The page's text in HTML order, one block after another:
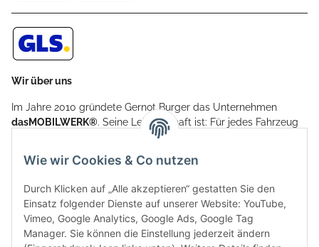
Wir über uns
Im Jahre 2010 gründete Gernot Burger das Unternehmen
dasMOBILWERK®. Seine Leidenschaft ist: Für jedes Fahrzeug
ein Car Cover anzubieten - passgenau und individuell.
Aufgrund der vielen positiven Kundenrückmeldungen kamen
weitere Produkte, wie Reifenschuhe, Hardtopständer hinzu.
Seine Reifenschoner werden in Deutschland produziert und
sind mit hochwertigen Techniken und Materialien gefertigt.
dasMOBILWERK® ist seit der Gründung ein
Familienunternehmen, welches sich seit 2010 auf
Wie wir Cookies & Co nutzen
Durch Klicken auf „Alle akzeptieren“ gestatten Sie den
Einsatz folgender Dienste auf unserer Website: YouTube,
Vimeo, Google Analytics, Google Ads, Google Tag
Manager. Sie können die Einstellung jederzeit ändern